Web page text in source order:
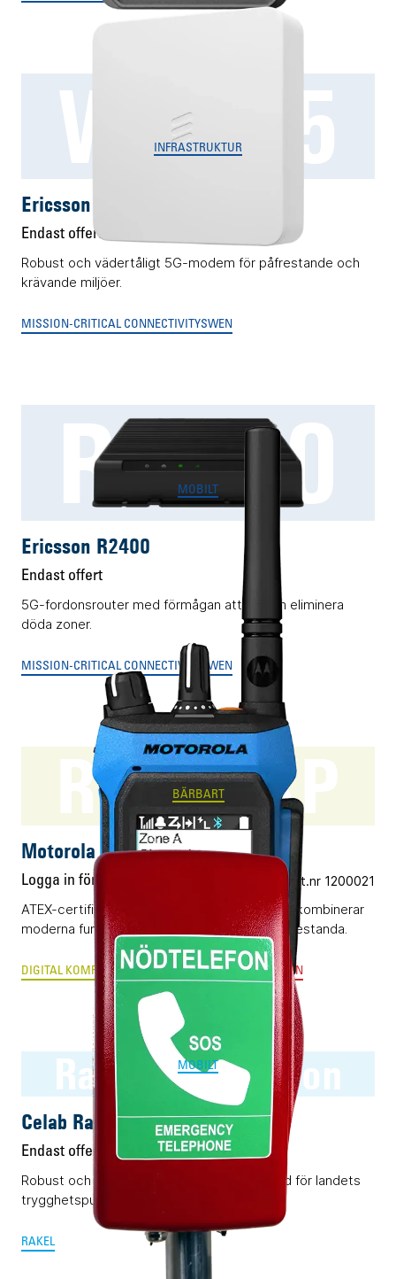
W2255
INFRASTRUKTUR
Ericsson W2255
Endast offert
Robust och vädertåligt 5G-modem för påfrestande och
krävande miljöer.
MISSION-CRITICAL CONNECTIVITYSWEN
R2400
MOBILT
Ericsson R2400
Endast offert
5G-fordonsrouter med förmågan att nästan eliminera
döda zoner.
MISSION-CRITICAL CONNECTIVITY SWEN
R7Ex FKP
BÄRBART
Motorola R7Ex FKP
Logga in för pris Vårt art.nr 1200021
ATEX-certifierad digital komradio (DMR) som kombinerar
moderna funktioner och klassledande radioprestanda.
DIGITAL KOMRADIO ANALOG RADIOKOMMUNIKATION
Rakel Nödtelefon
MOBILT
Celab Rakel Nödtelefon
Endast offert
Robust och lättanvänd nödtelefon utvecklad för landets
trygghetspunkter.
RAKEL